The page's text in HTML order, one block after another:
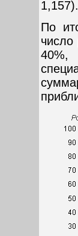
1,157).
По
40%,